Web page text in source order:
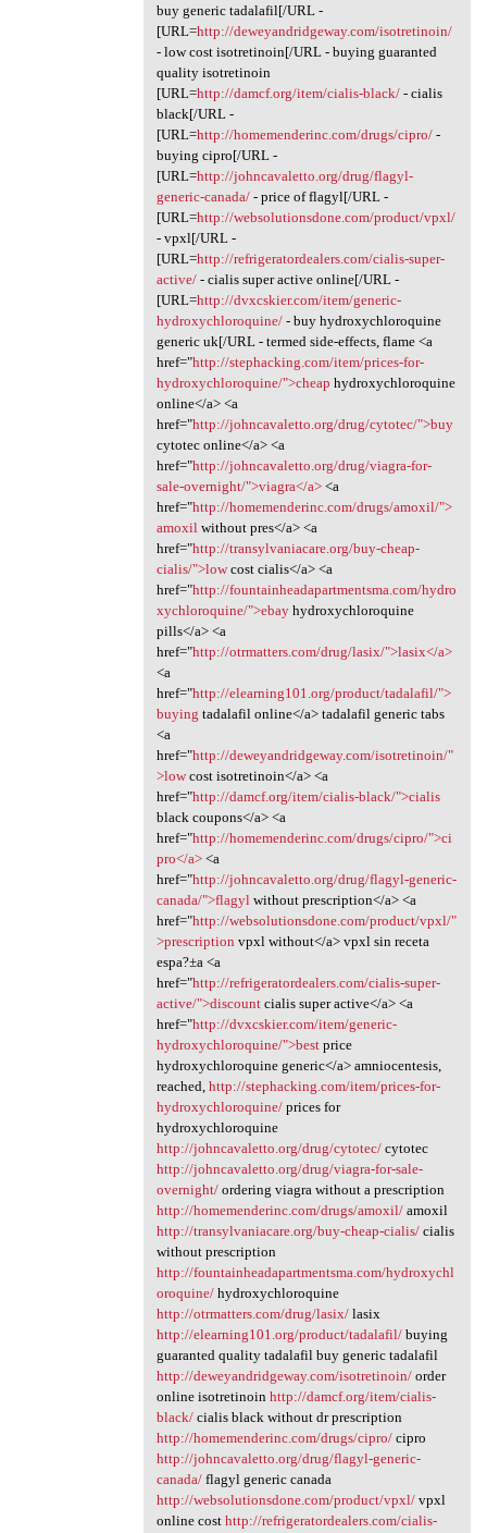
buy generic tadalafil[/URL -
[URL=http://deweyandridgeway.com/isotretinoin/
- low cost isotretinoin[/URL - buying guaranted
quality isotretinoin
[URL=http://damcf.org/item/cialis-black/- cialis
black[/URL -
[URL=http://homemenderinc.com/drugs/cipro/-
buying cipro[/URL -
[URL=http://johncavaletto.org/drug/flagyl-
generic-canada/- price of flagyl[/URL -
[URL=http://websolutionsdone.com/product/vpxl/
- vpxl[/URL -
[URL=http://refrigeratordealers.com/cialis-super-
active/- cialis super active online[/URL -
[URL=http://dvxcskier.com/item/generic-
hydroxychloroquine/- buy hydroxychloroquine
generic uk[/URL - termed side-effects, flame <a
href="http://stephacking.com/item/prices-for-
hydroxychloroquine/">cheap hydroxychloroquine
online</a> <a
href="http://johncavaletto.org/drug/cytotec/">buy
cytotec online</a> <a
href="http://johncavaletto.org/drug/viagra-for-
sale-overnight/">viagra</a><a
href="http://homemenderinc.com/drugs/amoxil/">
amoxilwithout pres</a> <a
href="http://transylvaniacare.org/buy-cheap-
cialis/">lowcost cialis</a> <a
href="http://fountainheadapartmentsma.com/hydro
xychloroquine/">ebayhydroxychloroquine
pills</a> <a
href="http://otrmatters.com/drug/lasix/">lasix</a>
<a
href="http://elearning101.org/product/tadalafil/">
buying tadalafil online</a> tadalafil generic tabs
<a
href="http://deweyandridgeway.com/isotretinoin/"
>lowcost isotretinoin</a> <a
href="http://damcf.org/item/cialis-black/">cialis
black coupons</a> <a
href="http://homemenderinc.com/drugs/cipro/">ci
pro</a><a
href="http://johncavaletto.org/drug/flagyl-generic-
canada/">flagylwithout prescription</a> <a
href="http://websolutionsdone.com/product/vpxl/"
>prescription vpxl without</a> vpxl sin receta
espa?±a <a
href="http://refrigeratordealers.com/cialis-super-
active/">discountcialis super active</a> <a
href="http://dvxcskier.com/item/generic-
hydroxychloroquine/">bestprice
hydroxychloroquine generic</a> amniocentesis,
reached, http://stephacking.com/item/prices-for-
hydroxychloroquine/prices for
hydroxychloroquine
http://johncavaletto.org/drug/cytotec/cytotec
http://johncavaletto.org/drug/viagra-for-sale-
overnight/ordering viagra without a prescription
http://homemenderinc.com/drugs/amoxil/amoxil
http://transylvaniacare.org/buy-cheap-cialis/cialis
without prescription
http://fountainheadapartmentsma.com/hydroxychl
oroquine/hydroxychloroquine
http://otrmatters.com/drug/lasix/lasix
http://elearning101.org/product/tadalafil/buying
guaranted quality tadalafil buy generic tadalafil
http://deweyandridgeway.com/isotretinoin/order
online isotretinoin http://damcf.org/item/cialis-
black/cialis black without dr prescription
http://homemenderinc.com/drugs/cipro/cipro
http://johncavaletto.org/drug/flagyl-generic-
canada/flagyl generic canada
http://websolutionsdone.com/product/vpxl/vpxl
online cost http://refrigeratordealers.com/cialis-